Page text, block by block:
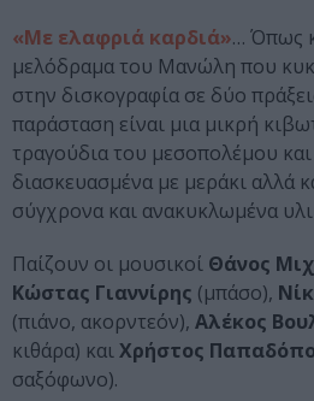
«Με ελαφριά καρδιά»… Όπως
μελόδραμα του Μανώλη που
στην δισκογραφία σε δύο
παράσταση είναι μια μικρή
τραγούδια του μεσοπολέμου
διασκευασμένα με μεράκι αλλά
σύγχρονα και ανακυκλωμένα
Παίζουν οι μουσικοί Θάνος
Κώστας Γιαννίρης (μπάσο),
(πιάνο, ακορντεόν), Αλέκος
κιθάρα) καιΧρήστος
σαξόφωνο).